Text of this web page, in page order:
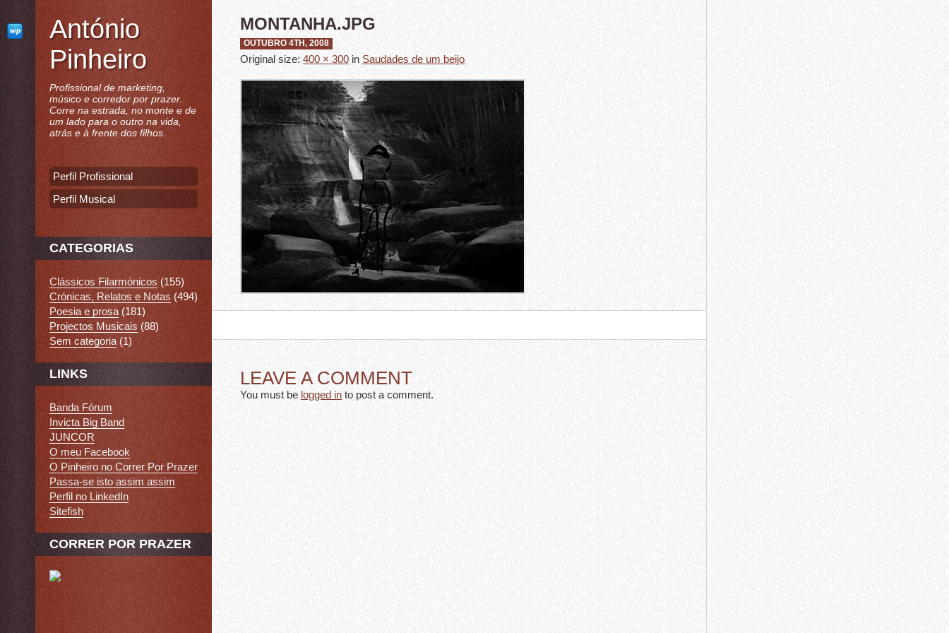
MONTANHA.JPG
OUTUBRO 4TH, 2008
Original size: 400 × 300 in Saudades de um beijo
LEAVE A COMMENT
You must be logged in to post a comment.
António
Pinheiro
Profissional de marketing,
músico e corredor por prazer.
Corre na estrada, no monte e de
um lado para o outro na vida,
atrás e à frente dos filhos.
Perfil Profissional
Perfil Musical
CATEGORIAS
Clássicos Filarmónicos (155)
Crónicas, Relatos e Notas (494)
Poesia e prosa (181)
Projectos Musicais (88)
Sem categoria (1)
LINKS
Banda Fórum
Invicta Big Band
JUNCOR
O meu Facebook
O Pinheiro no Correr Por Prazer
Passa-se isto assim assim
Perfil no LinkedIn
Sitefish
CORRER POR PRAZER